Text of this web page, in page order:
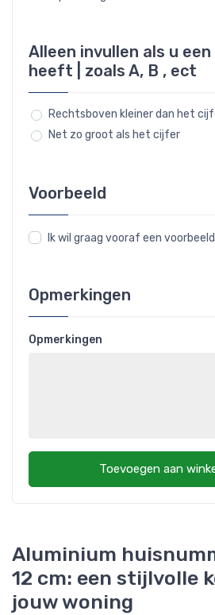
Aluminium
12 cm: een stijlvolle
jouw woning
Alleen invullen als u
heeft | zoals A, B , ect
Rechtsboven kleiner dan het
Net zo groot als het cijfer
Voorbeeld
Ik wil graag vooraf een
Opmerkingen
Opmerkingen
Toevoegen aan